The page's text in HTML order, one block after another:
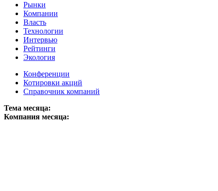
Рынки
Компании
Власть
Технологии
Интервью
Рейтинги
Экология
Конференции
Котировки акций
Справочник компаний
Тема месяца:
Компания месяца: